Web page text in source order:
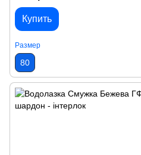
Купить
Размер
80